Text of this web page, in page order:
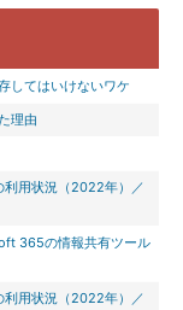
してはいけないワケ
理由
用状況（2022年）／
365の情報共有ツール
用状況（2022年）／